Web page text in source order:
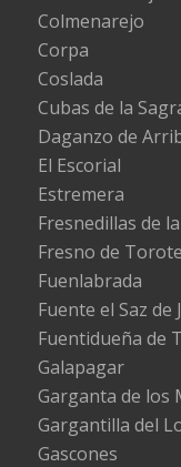
Colmenarejo
Corpa
Coslada
Cubas de la
Daganzo de
El Escorial
Estremera
Fresnedillas de
Fresno de Torote
Fuenlabrada
Fuente el Saz de
Fuentidueña de
Galapagar
Garganta de los
Gargantilla del
Gascones